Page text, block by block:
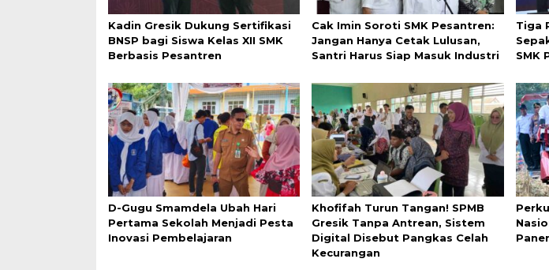
Kadin Gresik Dukung Sertifikasi
BNSP bagi Siswa Kelas XII SMK
Berbasis Pesantren
Cak Imin Soroti SMK Pesantren:
Jangan Hanya Cetak Lulusan,
Santri Harus Siap Masuk Industri
Tiga
SMK
D-Gugu Smamdela Ubah Hari
Pertama Sekolah Menjadi Pesta
Inovasi Pembelajaran
Khofifah Turun Tangan! SPMB
Gresik Tanpa Antrean, Sistem
Digital Disebut Pangkas Celah
Kecurangan